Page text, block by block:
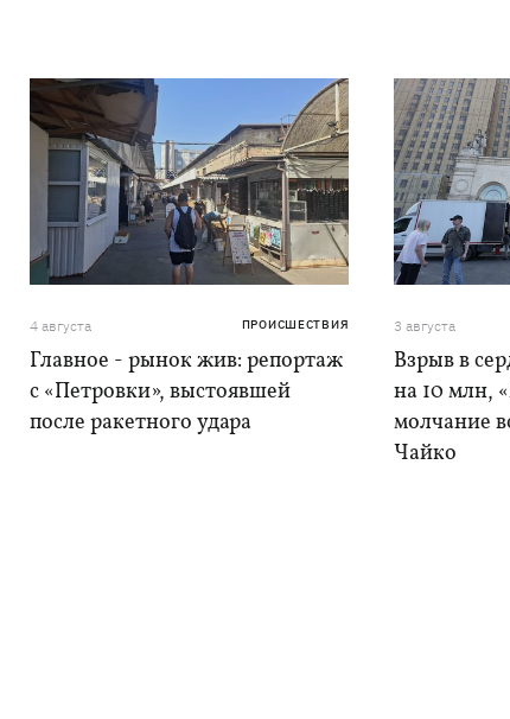
4 августа ПРОИСШЕСТВИЯ
Главное - рынок жив: репортаж
с «Петровки», выстоявшей
после ракетного удара
3 августа
Взрыв в
на 10 млн,
молчание
Чайко